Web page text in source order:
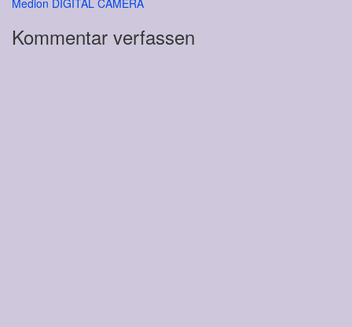
Beitragsnavigation
Medion DIGITAL CAMERA
Kommentar verfassen